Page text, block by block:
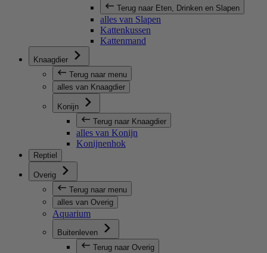
Terug naar Eten, Drinken en Slapen
alles van Slapen
Kattenkussen
Kattenmand
Knaagdier
Terug naar menu
alles van Knaagdier
Konijn
Terug naar Knaagdier
alles van Konijn
Konijnenhok
Reptiel
Overig
Terug naar menu
alles van Overig
Aquarium
Buitenleven
Terug naar Overig